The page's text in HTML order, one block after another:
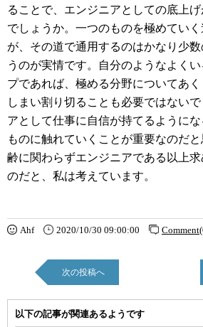
ることで、エンジニアとしての底上
でしょうか。一つのものを極めてい
が、その道で通用するのはかなり少
うのが実情です。自分のようなよく
プであれば、極める分野についてあ
しまい割り切ることも必要ではない
アとして仕事に自信が持てるように
ものに触れていくことが重要なのだ
齢に関わらずエンジニアである以上
のだと、私は考えています。
Ahf 2020/10/30 09:00:00
次の投稿へ
以下の記事が関連あるようです